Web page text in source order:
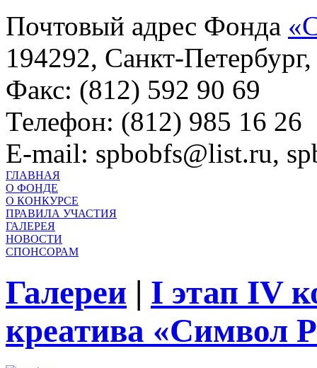
Почтовый адрес Фонда
194292, Санкт-
Факс: (812) 592 90 69
Телефон: (812) 985 16 26
E-mail: spbobfs@list.ru,
ГЛАВНАЯ
О ФОНДЕ
О КОНКУРСЕ
ПРАВИЛА УЧАСТИЯ
ГАЛЕРЕЯ
НОВОСТИ
СПОНСОРАМ
Галереи | I этап IV
креатива «Символ